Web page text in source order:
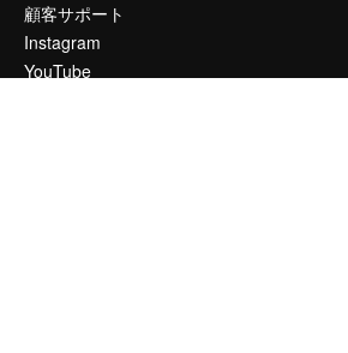
顧客サポート
Instagram
YouTube